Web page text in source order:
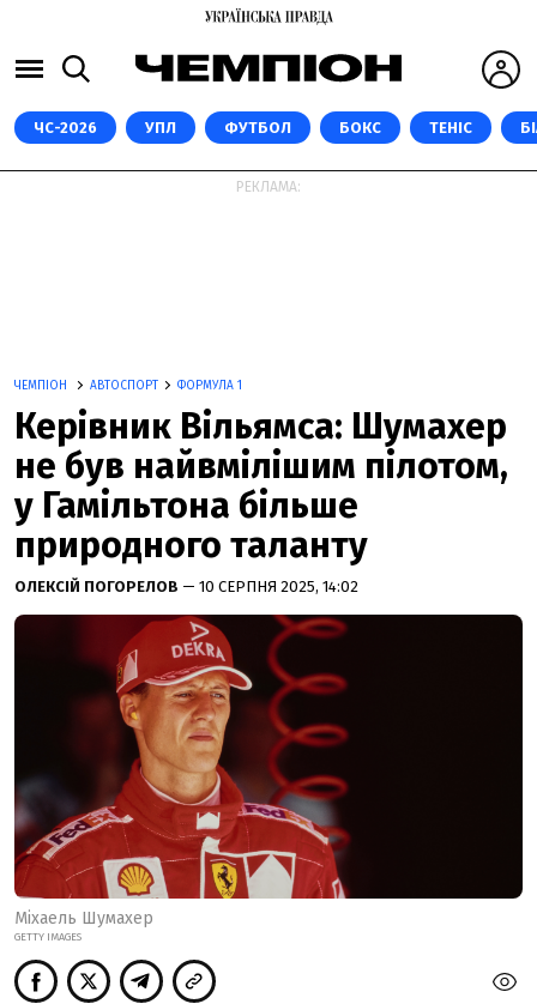
ЧС-2026 УПЛ ФУТБОЛ БОКС ТЕНІС
РЕКЛАМА:
ЧЕМПІОН АВТОСПОРТ ФОРМУЛА 1
Керівник Вільямса: Шумахер
не був найвмілішим пілотом,
у Гамільтона більше
природного таланту
ОЛЕКСІЙ ПОГОРЕЛОВ — 10 СЕРПНЯ 2025, 14:02
Міхаель Шумахер
GETTY IMAGES